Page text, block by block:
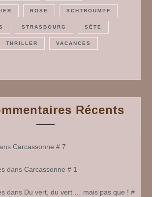
ROSE SCHTROUMPF
STRASBOURG SÈTE
THRILLER VACANCES
Récents
Carcassonne # 7
dansCarcassonne # 1
dans Du vert, du vert … mais pas que ! #